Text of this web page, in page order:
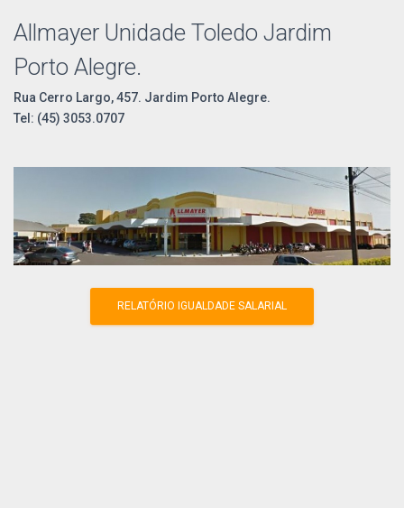
Allmayer Unidade Toledo Jardim
Porto Alegre.
Rua Cerro Largo, 457. Jardim Porto Alegre.
Tel: (45) 3053.0707
RELATÓRIO IGUALDADE SALARIAL